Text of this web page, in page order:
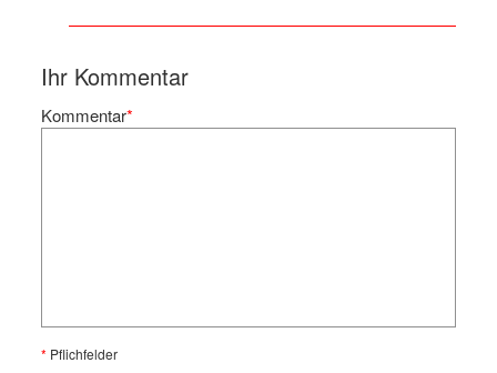
Ihr Kommentar
Kommentar*
* Pflichfelder